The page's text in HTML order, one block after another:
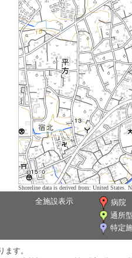
Shoreline data is derived from: United States.
全施設表示 病院
通所型
特定
ます。